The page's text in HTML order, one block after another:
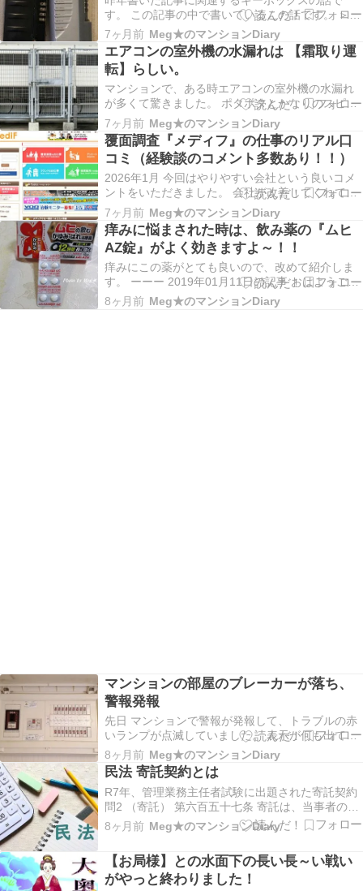
す。 この記事の中で書いているこの話です。 ＞ス
ペアキーで入室すると、リフォーム中で誰もいな
かったです。 ＞ブレーカーが落ちていて、その後
担当の工事業者が来て復旧しました。 このスペア
キーは、キーボックスに入っていました。 警備会
社が不動…
7ヶ月前 Meg★のマンションDiary
エアコンの室外機の水漏れは 【霜取り運
転】らしい。
マンションで、ある時エアコンの室外機の水漏れ
が多くて驚きました。 ポタポタとかなりのスピー
ドでした。 でも数時間後には止まりました。 その
後もたまに少しの水漏れがありました。 聞いてみ
たところ、霜取りだろうということになりまし
た。 調べてみると、やはりそういうことが書かれ
ていまし…
7ヶ月前 Meg★のマンションDiary
覆面調査『メディフ』の仕事のリアル口
コミ（経験談のコメント多数あり！！）
2026年1月 今回はやりやすい会社という良いコメ
ントをいただきました。 会社が改善してくれてい
るなら、幸いです。 よろしければ、お読みくださ
い。 あくまでコメントで、事実確認をしたわけで
はないので、ご理解いただいたうえで 参考程度に
お願いします。 *･゜ﾟ･*:.｡..｡.:*…
7ヶ月前 Meg★のマンションDiary
痒みに悩まされた時は、飲み薬の『ムヒ
AZ錠』がよく効きますよ～！！
痒みにこの薬がとても良いので、改めて紹介しま
す。 ーーー 2019年01月11日の記事 おはようござ
います。 仕事に健康管理は大事です。 今日は、痒
みの話です。 痒みに悩んでいる方はいらっしゃい
8ヶ月前 Meg★のマンションDiary
マンションの部屋のブレーカーが落ち、
警報発報
先日 マンションで警報が発報して、トラブルの赤
いランプが点滅していました。 表示が何も出てな
かったので、どの部屋からかがわかりませんでし
た。 警備会社から連絡があり、出動して来てくれ
ました。 どうもリフォーム中の部屋の工事の関係
らしいということでした。 インターフォンが使用
できな…
8ヶ月前 Meg★のマンションDiary
民法 寄託契約とは
R7年、管理業務主任者試験に出題された寄託契約
問2 （寄託） 第六百五十七条 寄託は、当事者の一
方がある物を保管することを相手方に委託し、相
手方がこれを 承諾することによって、その効力を
第六百五十八条 受寄者は、寄託者の承諾を得な…
8ヶ月前 Meg★のマンションDiary
【お局様】との水面下の長い長～い戦い
がやっと終わりました！